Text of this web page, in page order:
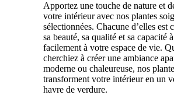
Apportez une touche de nature et
votre intérieur avec nos plantes
sélectionnées. Chacune d’elles est
sa beauté, sa qualité et sa capacité
facilement à votre espace de vie.
cherchiez à créer une ambiance
moderne ou chaleureuse, nos
transforment votre intérieur en un
havre de verdure.